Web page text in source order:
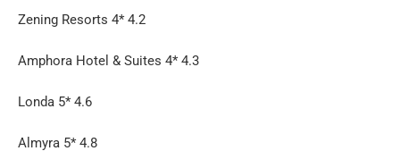
Zening Resorts 4* 4.2
Amphora Hotel & Suites 4* 4.3
Londa 5* 4.6
Almyra 5* 4.8